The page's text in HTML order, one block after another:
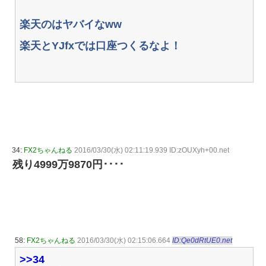
楽天のはヤバイなww
楽天とYJfxでは口座つくるなよ！
34: FX2ちゃんねる 2016/03/30(水) 02:11:19.939 ID:zOUXyh+00.net
残り4999万9870円････
58: FX2ちゃんねる 2016/03/30(水) 02:15:06.664 ID:Qe0dRtUE0.net
>>34